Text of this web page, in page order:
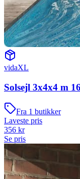
vidaXL
Solsejl 3x4x4 m
Fra 1 butikker
Laveste pris
356 kr
Se pris